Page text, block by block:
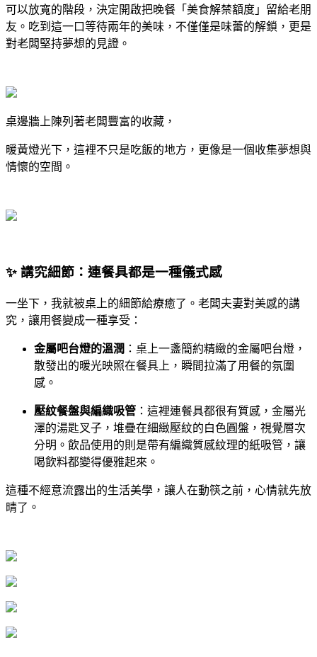
可以放寬的階段，決定開啟把晚餐「美食解禁額度」留給老朋
友。吃到這一口等待兩年的美味，不僅僅是味蕾的解鎖，更是
對老闆堅持夢想的見證。
桌邊牆上陳列著老闆豐富的收藏，
暖黃燈光下，這裡不只是吃飯的地方，更像是一個收集夢想與
情懷的空間。
✨ 講究細節：連餐具都是一種儀式感
一坐下，我就被桌上的細節給療癒了。老闆夫妻對美感的講
究，讓用餐變成一種享受：
金屬吧台燈的溫潤 ：桌上一盞簡約精緻的金屬吧台燈，
散發出的暖光映照在餐具上，瞬間拉滿了用餐的氛圍
感。
壓紋餐盤與編織吸管 ：這裡連餐具都很有質感，金屬光
澤的湯匙叉子，堆疊在細緻壓紋的白色圓盤，視覺層次
分明。飲品使用的則是帶有編織質感紋理的紙吸管，讓
喝飲料都變得優雅起來。
這種不經意流露出的生活美學，讓人在動筷之前，心情就先放
晴了。